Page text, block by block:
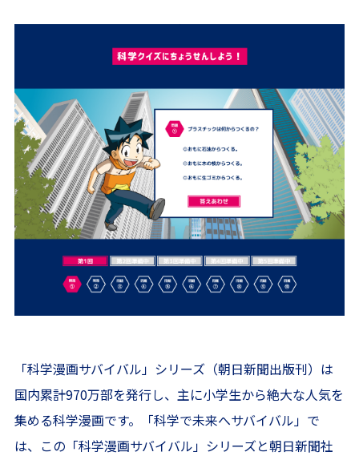
「科学漫画サバイバル」シリーズ（朝日新聞出版刊）は
国内累計970万部を発行し、主に小学生から絶大な人気を
集める科学漫画です。「科学で未来へサバイバル」で
は、この「科学漫画サバイバル」シリーズと朝日新聞社